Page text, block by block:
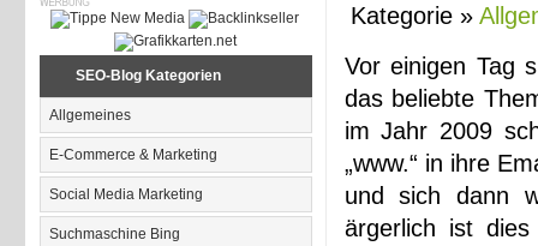
SEO-Blog Kategorien
Allgemeines
E-Commerce & Marketing
Social Media Marketing
Suchmaschine Bing
Kategorie »
Vor einigen Tag
das beliebte
im Jahr 2009
„www.“ in ihre
und sich dann
ärgerlich ist